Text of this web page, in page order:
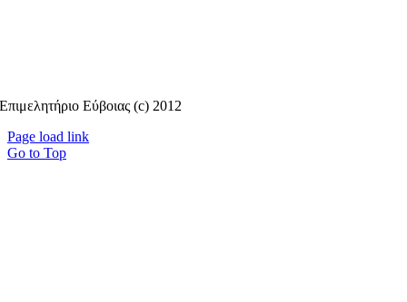
Επιμελητήριο Εύβοιας (c) 2012
Page load link
Go to Top